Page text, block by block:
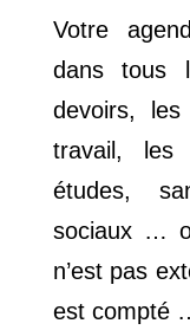
Votre
dans tous
devoirs,
travail, les
études,
sociaux …
n’est pas
est compté